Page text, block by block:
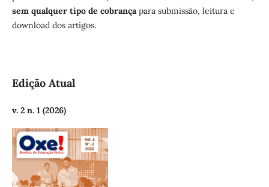
sem qualquer tipo de cobrançapara submissão, leitura e
download dos artigos.
Edição Atual
v. 2 n. 1 (2026)